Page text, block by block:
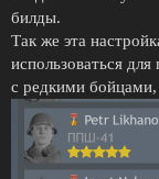
билды.
Так же эта
использоваться
с редкими